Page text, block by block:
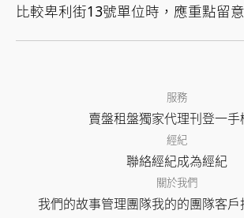
比較卑利街13號單位時，應重點留
服務
賣盤租盤獨家代理刊登一手
經紀
聯絡經紀成為經紀
關於我們
我們的故事管理團隊我的的團隊客戶